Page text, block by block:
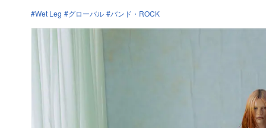
Wet Leg
グローバル バンド・ROCK